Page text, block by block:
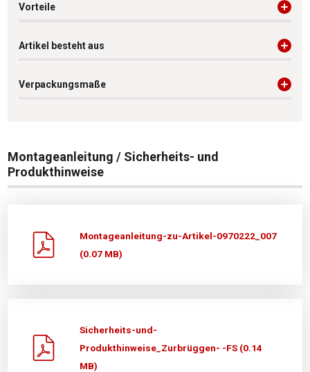
Vorteile
Artikel besteht aus
Verpackungsmaße
Montageanleitung / Sicherheits- und
Produkthinweise
Montageanleitung-zu-Artikel-0970222_007
(0.07 MB)
Sicherheits-und-
Produkthinweise_Zurbrüggen- -FS (0.14
MB)